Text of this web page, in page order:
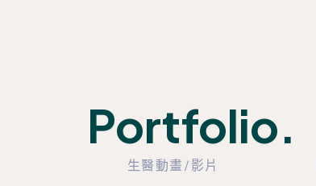
Portfolio.
生醫動畫/影片